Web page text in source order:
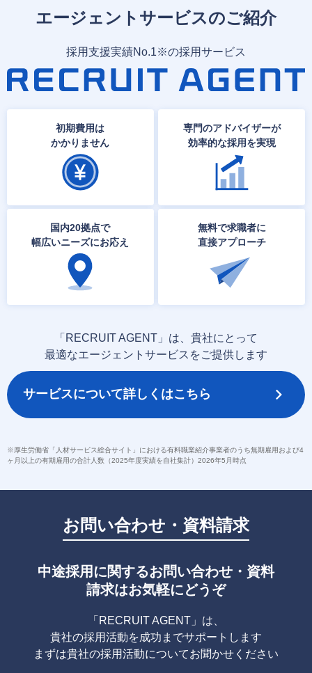
エージェントサービスのご紹介
採用支援実績No.1※の採用サービス
初期費用は
かかりません
専門のアドバイザーが
効率的な採用を実現
国内20拠点で
幅広いニーズにお応え
無料で求職者に
直接アプローチ
「RECRUIT AGENT」は、貴社にとって
最適なエージェントサービスをご提供します
サービスについて詳しくはこちら
※厚生労働省「人材サービス総合サイト」における有料職業紹介事業者のうち無期雇用および4
ヶ月以上の有期雇用の合計人数（2025年度実績を自社集計）2026年5月時点
お問い合わせ・資料請求
中途採用に関するお問い合わせ・資料
請求はお気軽にどうぞ
「RECRUIT AGENT」は、
貴社の採用活動を成功までサポートします
まずは貴社の採用活動についてお聞かせください